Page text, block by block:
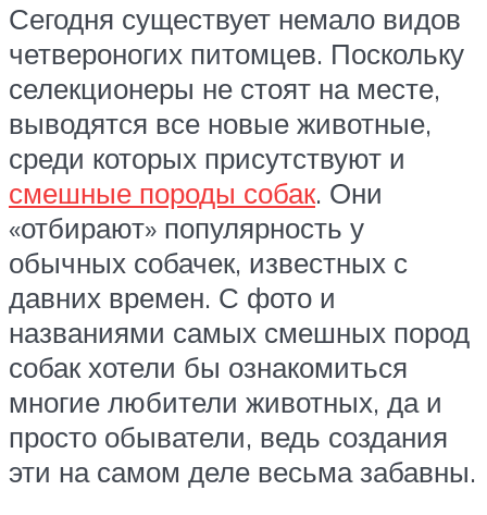
Сегодня существует немало видов
четвероногих питомцев. Поскольку
селекционеры не стоят на месте,
выводятся все новые животные,
среди которых присутствуют и
смешные породы собак. Они
«отбирают» популярность у
обычных собачек, известных с
давних времен. С фото и
названиями самых смешных пород
собак хотели бы ознакомиться
многие любители животных, да и
просто обыватели, ведь создания
эти на самом деле весьма забавны.